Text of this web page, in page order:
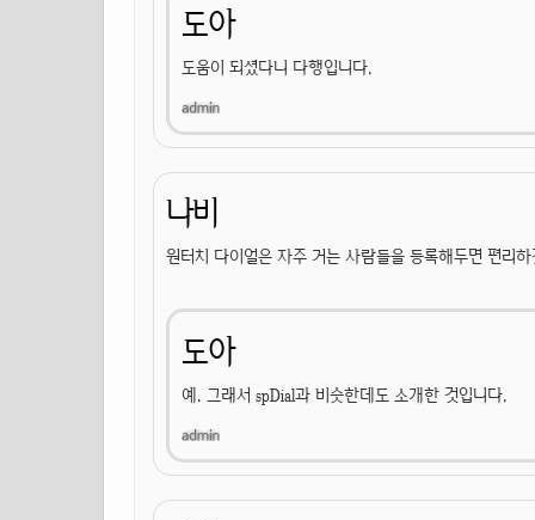
도아
도움이 되셨다니 다행입니다.
나비
원터치 다이얼은 자주 거는 사람들을 등록해두면 편리
도아
예. 그래서 spDial과 비슷한데도 소개한 것입니다.